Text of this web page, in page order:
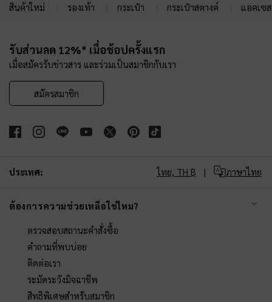
สินค้าใหม่ รองเท้า กระเป๋า กระเป๋าสตางค์ แอคเซ
รับส่วนลด 12%* เมื่อช้อปครั้งแรก
เมื่อสมัครรับข่าวสาร และร่วมเป็นสมาชิกกับเรา
สมัครสมาชิก
ประเทศ: ไทย, TH ฿ ภาษาไทย
ต้องการความช่วยเหลือใช่ไหม?
ตรวจสอบสถานะคำสั่งซื้อ
คำถามที่พบบ่อย
ติดต่อเรา
ระมัดระวังมิจฉาชีพ
สิทธิพิเศษสำหรับสมาชิก